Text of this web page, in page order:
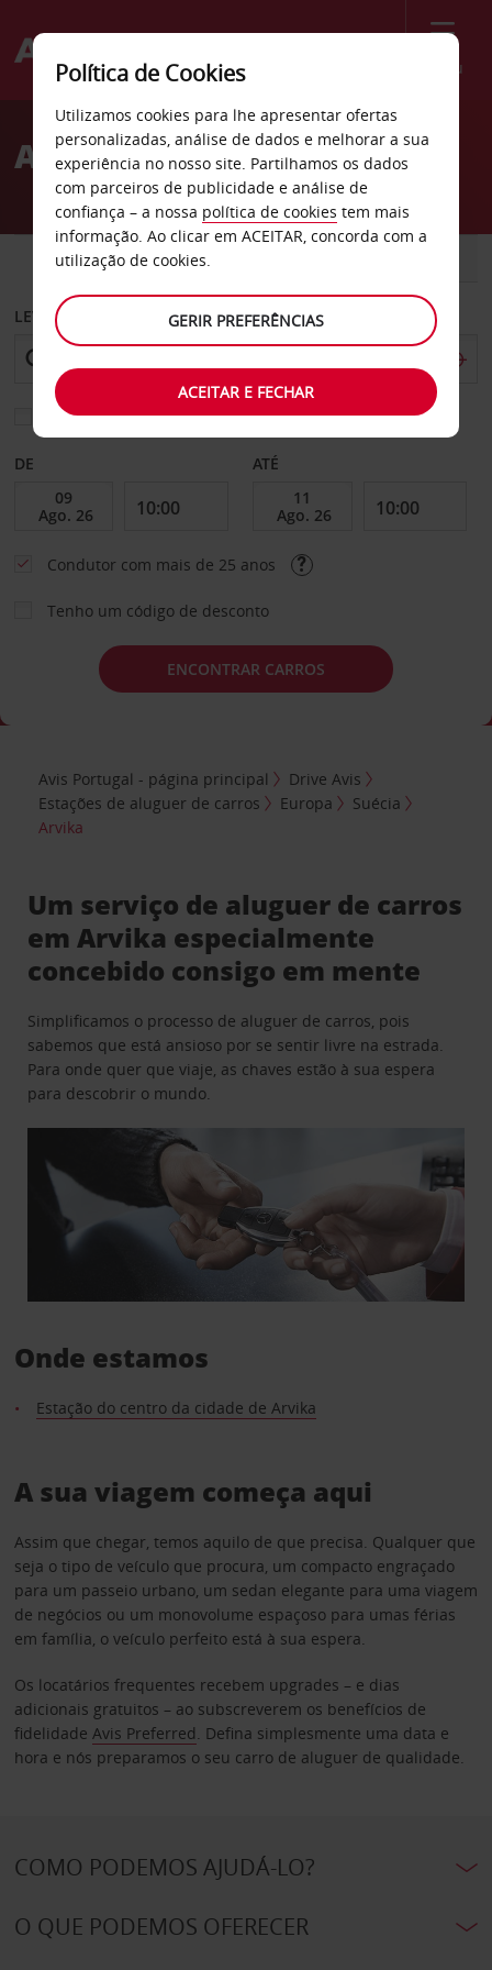
Menu
Welcome
AvisAluguer de carros Arvika
CARRO
LEVANTAR EM
Escolher uma estação de devolução diferente
DE ATÉ
Condutor com mais de 25 anos
Tenho um código de desconto
ENCONTRAR CARROS
Avis Portugal - página principal
Drive Avis
Estações de aluguer de carros
Europa
Suécia
Arvika
Um serviço de aluguer de carros
em Arvika especialmente
concebido consigo em mente
Simplificamos o processo de aluguer de carros, pois
sabemos que está ansioso por se sentir livre na estrada.
Para onde quer que viaje, as chaves estão à sua espera
para descobrir o mundo.
Onde estamos
Estação do centro da cidade de Arvika
A sua viagem começa aqui
Assim que chegar, temos aquilo de que precisa. Qualquer que
seja o tipo de veículo que procura, um compacto engraçado
para um passeio urbano, um sedan elegante para uma viagem
de negócios ou um monovolume espaçoso para umas férias
em família, o veículo perfeito está à sua espera.
Os locatários frequentes recebem upgrades – e dias
adicionais gratuitos – ao subscreverem os benefícios de
fidelidade Avis Preferred. Defina simplesmente uma data e
hora e nós preparamos o seu carro de aluguer de qualidade.
COMO PODEMOS AJUDÁ-LO?
O QUE PODEMOS OFERECER
Política de Cookies
Utilizamos cookies para lhe apresentar ofertas
personalizadas, análise de dados e melhorar a sua
experiência no nosso site. Partilhamos os dados
com parceiros de publicidade e análise de
confiança – a nossa política de cookies tem mais
informação. Ao clicar em ACEITAR, concorda com a
utilização de cookies.
GERIR PREFERÊNCIAS
ACEITAR E FECHAR